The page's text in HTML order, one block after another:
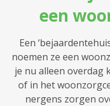
een
Een
noemen ze een
je nu alleen overdag
of in het
nergens zorgen